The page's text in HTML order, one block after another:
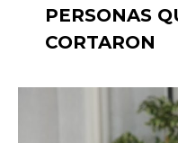
PERSONAS
CORTARON